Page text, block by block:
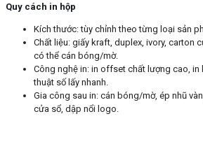
Quy cách in hộp
Kích thước: tùy chỉnh theo từng loại sản
Chất liệu: giấy kraft, duplex, ivory, carton
có thể cán bóng/mờ.
Công nghệ in: in offset chất lượng cao, in
thuật số lấy nhanh.
Gia công sau in: cán bóng/mờ, ép nhũ
cửa sổ, dập nổi logo.